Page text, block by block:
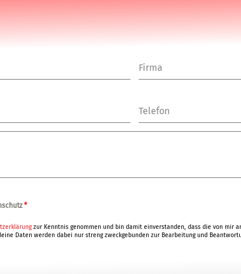
Firma
Telefon
*
zur Kenntnis genommen und bin damit einverstanden, dass die von mir
Daten werden dabei nur streng zweckgebunden zur Bearbeitung und